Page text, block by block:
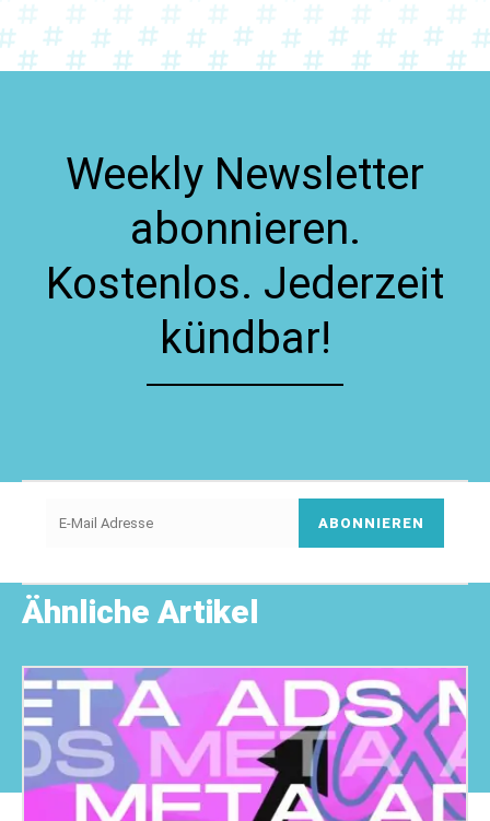
Weekly Newsletter
abonnieren.
Kostenlos. Jederzeit
kündbar!
ABONNIEREN
Ähnliche Artikel